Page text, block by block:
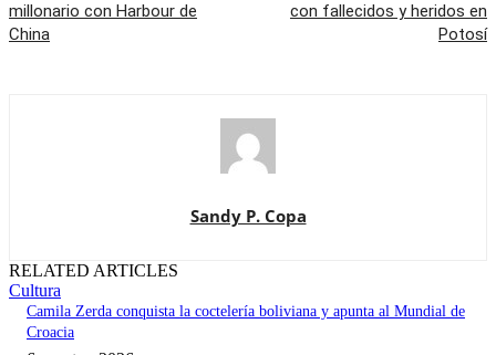
millonario con Harbour de
China
con fallecidos y heridos en
Potosí
Sandy P. Copa
RELATED ARTICLES
Cultura
Camila Zerda conquista la coctelería boliviana y apunta al Mundial de
Croacia